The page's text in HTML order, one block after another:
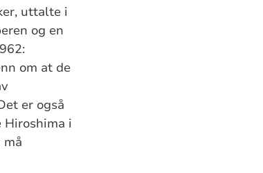
uttalte i
og en
om at de
er også
Hiroshima i
må